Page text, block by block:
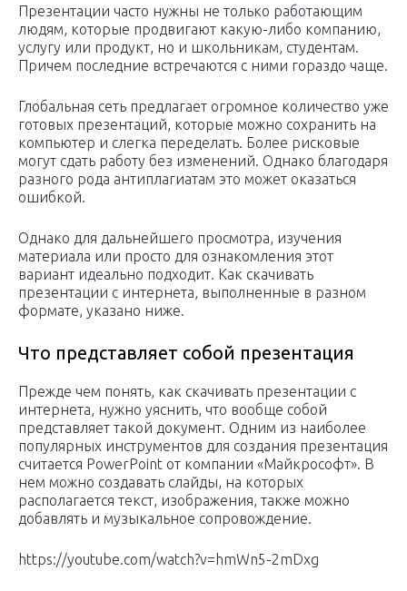
Презентации часто нужны не только работающим
людям, которые продвигают какую-либо компанию,
услугу или продукт, но и школьникам, студентам.
Причем последние встречаются с ними гораздо чаще.
Глобальная сеть предлагает огромное количество уже
готовых презентаций, которые можно сохранить на
компьютер и слегка переделать. Более рисковые
могут сдать работу без изменений. Однако благодаря
разного рода антиплагиатам это может оказаться
ошибкой.
Однако для дальнейшего просмотра, изучения
материала или просто для ознакомления этот
вариант идеально подходит. Как скачивать
презентации с интернета, выполненные в разном
формате, указано ниже.
Что представляет собой презентация
Прежде чем понять, как скачивать презентации с
интернета, нужно уяснить, что вообще собой
представляет такой документ. Одним из наиболее
популярных инструментов для создания презентация
считается PowerPoint от компании «Майкрософт». В
нем можно создавать слайды, на которых
располагается текст, изображения, также можно
добавлять и музыкальное сопровождение.
https://youtube.com/watch?v=hmWn5-2mDxg